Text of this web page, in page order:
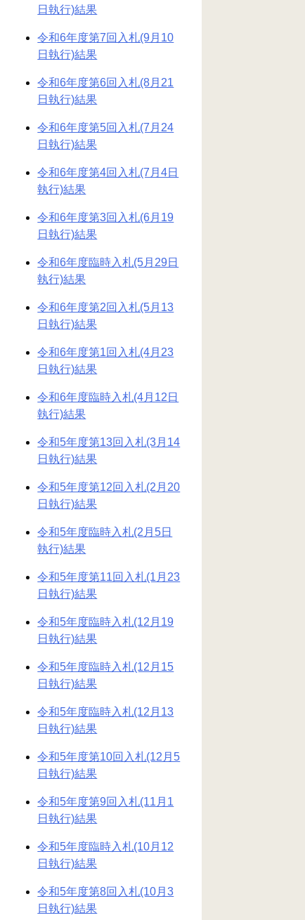
日執行)結果
令和6年度第7回入札(9月10
日執行)結果
令和6年度第6回入札(8月21
日執行)結果
令和6年度第5回入札(7月24
日執行)結果
令和6年度第4回入札(7月4日
執行)結果
令和6年度第3回入札(6月19
日執行)結果
令和6年度臨時入札(5月29日
執行)結果
令和6年度第2回入札(5月13
日執行)結果
令和6年度第1回入札(4月23
日執行)結果
令和6年度臨時入札(4月12日
執行)結果
令和5年度第13回入札(3月14
日執行)結果
令和5年度第12回入札(2月20
日執行)結果
令和5年度臨時入札(2月5日
執行)結果
令和5年度第11回入札(1月23
日執行)結果
令和5年度臨時入札(12月19
日執行)結果
令和5年度臨時入札(12月15
日執行)結果
令和5年度臨時入札(12月13
日執行)結果
令和5年度第10回入札(12月5
日執行)結果
令和5年度第9回入札(11月1
日執行)結果
令和5年度臨時入札(10月12
日執行)結果
令和5年度第8回入札(10月3
日執行)結果